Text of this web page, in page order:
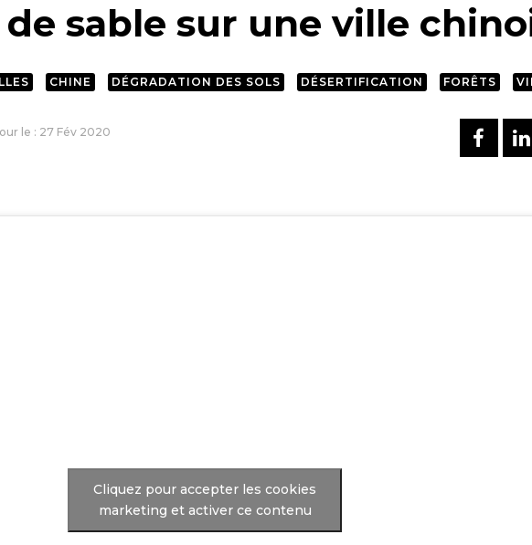
sable sur une ville
CHINE DÉGRADATION DES SOLS DÉSERTIFICATION FORÊTS
le : 27 Fév 2020
Cliquez pour accepter les cookies
marketing et activer ce contenu